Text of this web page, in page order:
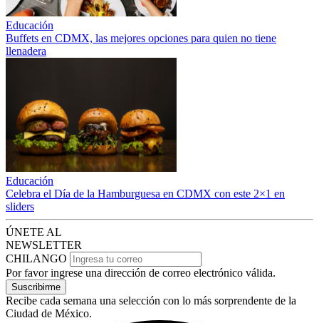
Educación
Buffets en CDMX, las mejores opciones para quien no tiene
llenadera
Educación
Celebra el Día de la Hamburguesa en CDMX con este 2×1 en
sliders
ÚNETE AL
NEWSLETTER
CHILANGO
Por favor ingrese una dirección de correo electrónico válida.
Suscribirme
Recibe cada semana una selección con lo más sorprendente de la
Ciudad de México.